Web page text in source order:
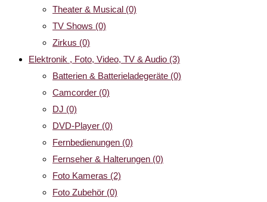
Theater & Musical (0)
TV Shows (0)
Zirkus (0)
Elektronik , Foto, Video, TV & Audio (3)
Batterien & Batterieladegeräte (0)
Camcorder (0)
DJ (0)
DVD-Player (0)
Fernbedienungen (0)
Fernseher & Halterungen (0)
Foto Kameras (2)
Foto Zubehör (0)